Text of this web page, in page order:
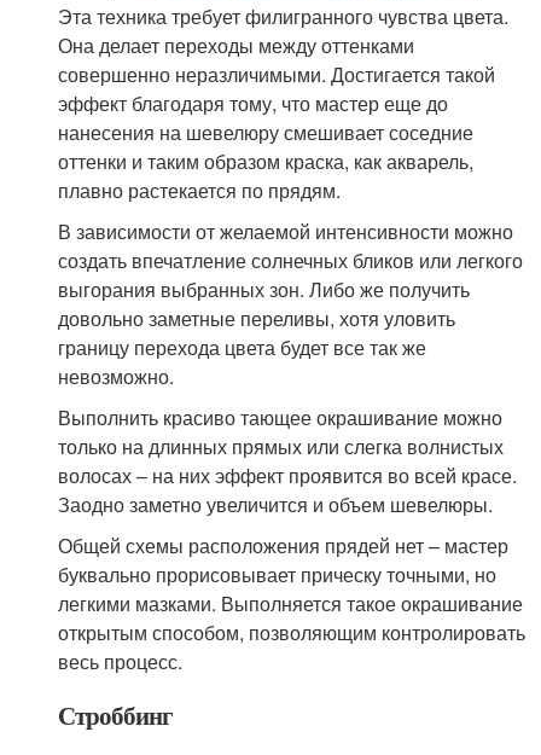
Эта техника требует филигранного чувства цвета.
Она делает переходы между оттенками
совершенно неразличимыми. Достигается такой
эффект благодаря тому, что мастер еще до
нанесения на шевелюру смешивает соседние
оттенки и таким образом краска, как акварель,
плавно растекается по прядям.
В зависимости от желаемой интенсивности можно
создать впечатление солнечных бликов или легкого
выгорания выбранных зон. Либо же получить
довольно заметные переливы, хотя уловить
границу перехода цвета будет все так же
невозможно.
Выполнить красиво тающее окрашивание можно
только на длинных прямых или слегка волнистых
волосах – на них эффект проявится во всей красе.
Заодно заметно увеличится и объем шевелюры.
Общей схемы расположения прядей нет – мастер
буквально прорисовывает прическу точными, но
легкими мазками. Выполняется такое окрашивание
открытым способом, позволяющим контролировать
весь процесс.
Строббинг